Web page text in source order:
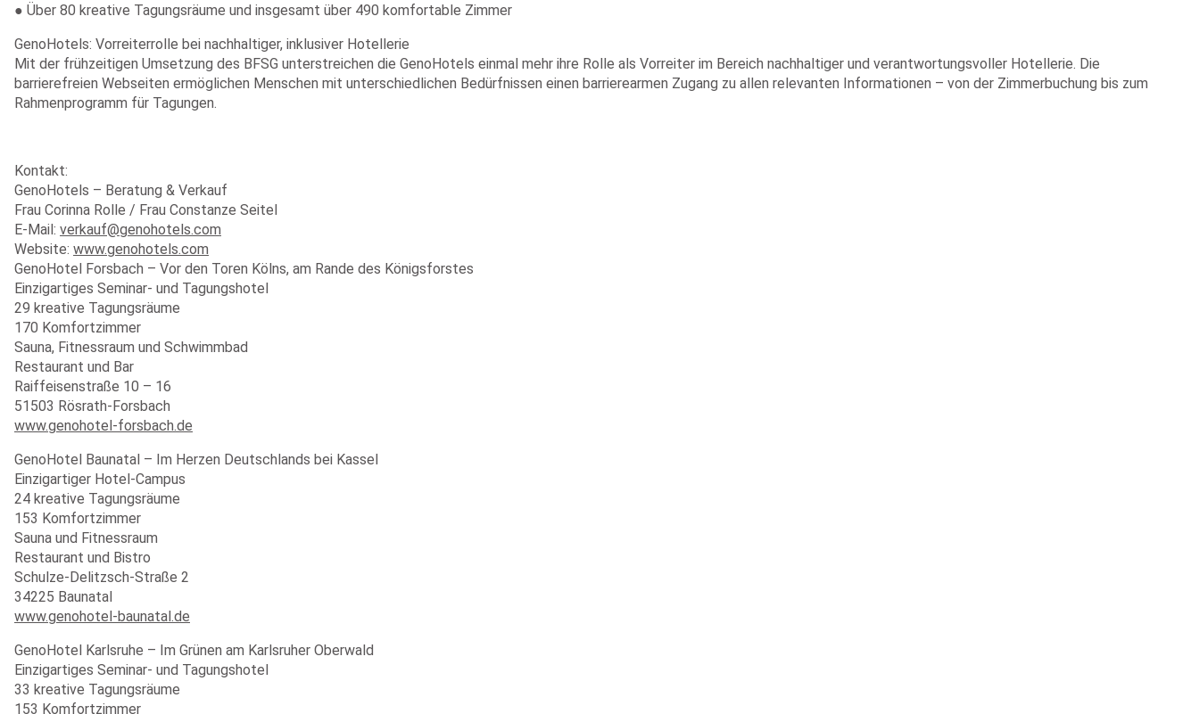
● Über 80 kreative Tagungsräume und insgesamt über 490 komfortable Zimmer
GenoHotels: Vorreiterrolle bei nachhaltiger, inklusiver Hotellerie
Mit der frühzeitigen Umsetzung des BFSG unterstreichen die GenoHotels einmal mehr ihre Rolle als Vorreiter im Bereich nachhaltiger und verantwortungsvoller Hotellerie. Die
barrierefreien Webseiten ermöglichen Menschen mit unterschiedlichen Bedürfnissen einen barrierearmen Zugang zu allen relevanten Informationen – von der Zimmerbuchung bis zum
Rahmenprogramm für Tagungen.
Kontakt:
GenoHotels – Beratung & Verkauf
Frau Corinna Rolle / Frau Constanze Seitel
E-Mail: verkauf@genohotels.com
Website: www.genohotels.com
GenoHotel Forsbach – Vor den Toren Kölns, am Rande des Königsforstes
Einzigartiges Seminar- und Tagungshotel
29 kreative Tagungsräume
170 Komfortzimmer
Sauna, Fitnessraum und Schwimmbad
Restaurant und Bar
Raiffeisenstraße 10 – 16
51503 Rösrath-Forsbach
www.genohotel-forsbach.de
GenoHotel Baunatal – Im Herzen Deutschlands bei Kassel
Einzigartiger Hotel-Campus
24 kreative Tagungsräume
153 Komfortzimmer
Sauna und Fitnessraum
Restaurant und Bistro
Schulze-Delitzsch-Straße 2
34225 Baunatal
www.genohotel-baunatal.de
GenoHotel Karlsruhe – Im Grünen am Karlsruher Oberwald
Einzigartiges Seminar- und Tagungshotel
33 kreative Tagungsräume
153 Komfortzimmer